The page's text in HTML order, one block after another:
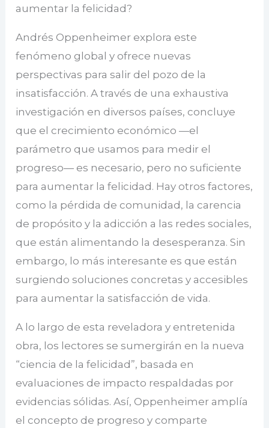
aumentar la felicidad?
Andrés Oppenheimer explora este
fenómeno global y ofrece nuevas
perspectivas para salir del pozo de la
insatisfacción. A través de una exhaustiva
investigación en diversos países, concluye
que el crecimiento económico —el
parámetro que usamos para medir el
progreso— es necesario, pero no suficiente
para aumentar la felicidad. Hay otros factores,
como la pérdida de comunidad, la carencia
de propósito y la adicción a las redes sociales,
que están alimentando la desesperanza. Sin
embargo, lo más interesante es que están
surgiendo soluciones concretas y accesibles
para aumentar la satisfacción de vida.
A lo largo de esta reveladora y entretenida
obra, los lectores se su­mergirán en la nueva
“ciencia de la felicidad”, basada en
evaluaciones de impacto respaldadas por
evidencias sólidas. Así, Oppenheimer amplía
el concepto de progreso y comparte